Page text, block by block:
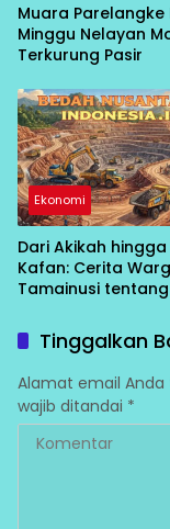
Muara Parelangke
Minggu Nelayan
Terkurung Pasir
Ekonomi
Dari Akikah hingga
Kafan: Cerita
Tamainusi tentang
Tinggalkan
Alamat email Anda
wajib ditandai *